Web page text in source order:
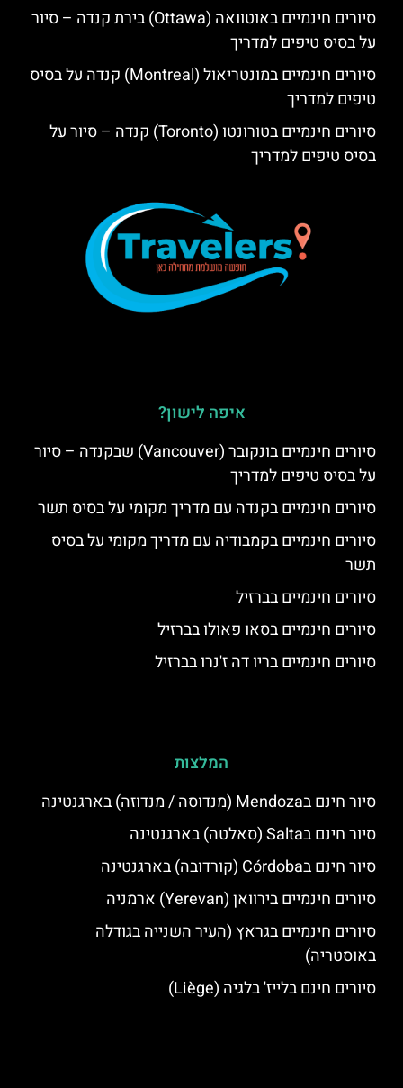
סיורים חינמיים באוטוואה (Ottawa) בירת קנדה – סיור
על בסיס טיפים למדריך
סיורים חינמיים במונטריאול (Montreal) קנדה על בסיס
טיפים למדריך
סיורים חינמיים בטורונטו (Toronto) קנדה – סיור על
בסיס טיפים למדריך
איפה לישון?
סיורים חינמיים בונקובר (Vancouver) שבקנדה – סיור
על בסיס טיפים למדריך
סיורים חינמיים בקנדה עם מדריך מקומי על בסיס תשר
סיורים חינמיים בקמבודיה עם מדריך מקומי על בסיס
תשר
סיורים חינמיים בברזיל
סיורים חינמיים בסאו פאולו בברזיל
סיורים חינמיים בריו דה ז'נרו בברזיל
המלצות
סיור חינם בMendoza (מנדוסה / מנדוזה) בארגנטינה
סיור חינם בSalta (סאלטה) בארגנטינה
סיור חינם בCórdoba (קורדובה) בארגנטינה
סיורים חינמיים בירוואן (Yerevan) ארמניה
סיורים חינמיים בגראץ (העיר השנייה בגודלה
באוסטריה)
סיורים חינם בלייז' בלגיה (Liège)